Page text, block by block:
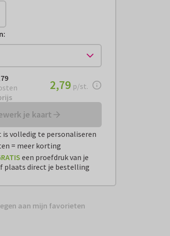
:
€ 2,79per stuk
2,79 p/st.
je kaart
is volledig te personaliseren
= meer korting
een proefdruk van je
plaats direct je bestelling
aan mijn favorieten